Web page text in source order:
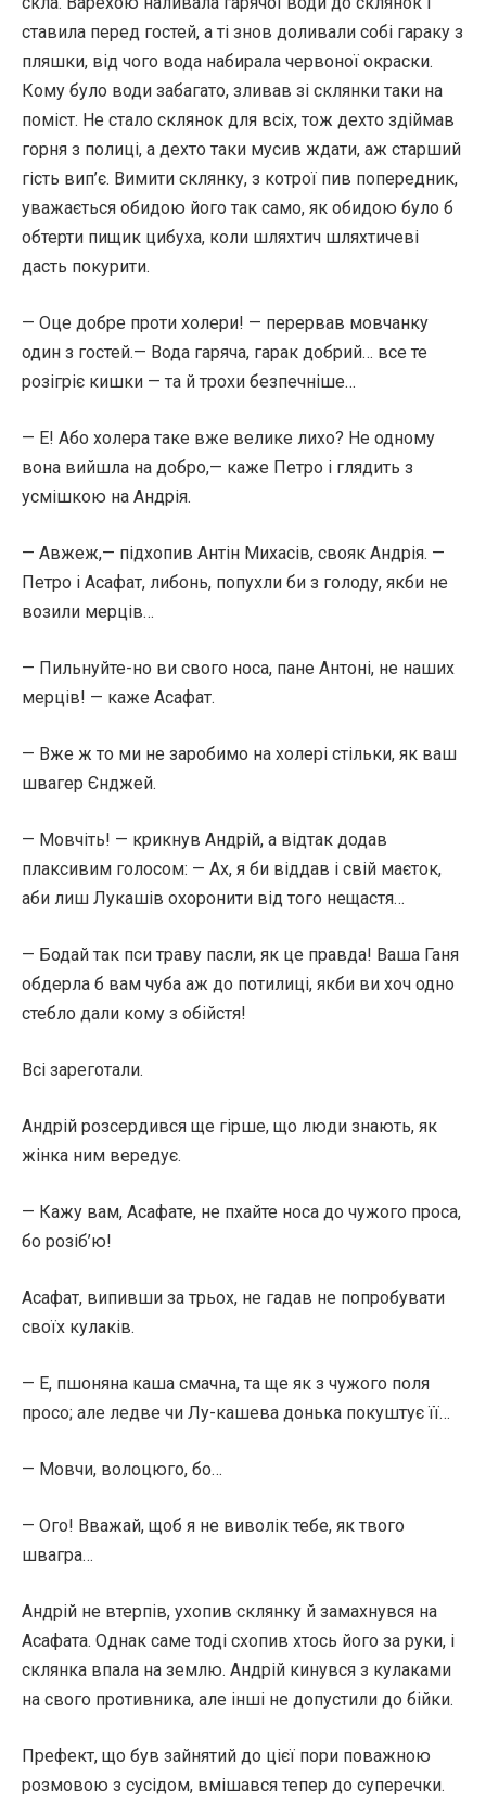
ставила перед гостей, а ті знов доливали собі гараку з
пляшки, від чого вода на­бирала червоної окраски.
Кому було води забагато, зливав зі склянки таки на
поміст. Не стало склянок для всіх, тож дехто здіймав
горня з полиці, а дехто таки мусив ждати, аж старший
гість вип’є. Вимити склянку, з котрої пив попе­редник,
уважається обидою його так само, як обидою було б
обтерти пищик цибуха, коли шляхтич шляхтичеві
дасть покурити.
— Оце добре проти холери! — перервав мовчанку
один з гостей.— Вода га­ряча, гарак добрий… все те
розігріє кишки — та й трохи безпечніше…
— Е! Або холера таке вже велике лихо? Не одному
вона вийшла на добро,— каже Петро і глядить з
усмішкою на Андрія.
— Авжеж,— підхопив Антін Михасів, свояк Андрія. —
Петро і Асафат, ли­бонь, попухли би з голоду, якби не
возили мерців…
— Пильнуйте-но ви свого носа, пане Антоні, не наших
мерців! — каже Асафат.
— Вже ж то ми не заробимо на холері стільки, як ваш
швагер Єнджей.
— Мовчіть! — крикнув Андрій, а відтак додав
плаксивим голосом: — Ах, я би віддав і свій маєток,
аби лиш Лукашів охоронити від того нещастя…
— Бодай так пси траву пасли, як це правда! Ваша Ганя
обдерла б вам чуба аж до потилиці, якби ви хоч одно
стебло дали кому з обійстя!
Всі зареготали.
Андрій розсердився ще гірше, що люди знають, як
жінка ним вередує.
— Кажу вам, Асафате, не пхайте носа до чужого проса,
бо розіб’ю!
Асафат, випивши за трьох, не гадав не попробувати
своїх кулаків.
— Е, пшоняна каша смачна, та ще як з чужого поля
просо; але ледве чи Лу-кашева донька покуштує її…
— Мовчи, волоцюго, бо…
— Ого! Вважай, щоб я не виволік тебе, як твого
швагра…
Андрій не втерпів, ухопив склянку й замахнувся на
Асафата. Однак саме тоді схопив хтось його за руки, і
склянка впала на землю. Андрій кинувся з кулаками
на свого противника, але інші не допустили до бійки.
Префект, що був зайнятий до цієї пори поважною
розмовою з сусідом, вмі­шався тепер до суперечки.